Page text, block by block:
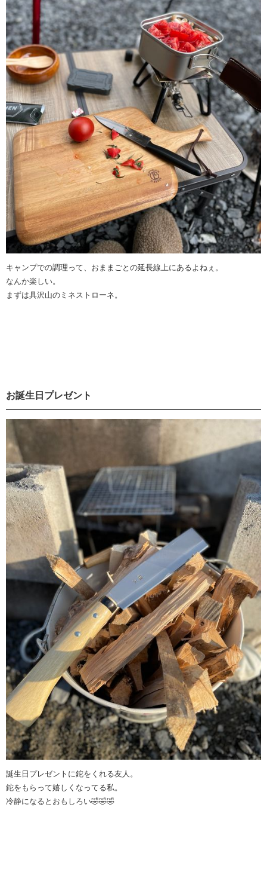
キャンプでの調理って、おままごとの延長線上にあるよねぇ。
なんか楽しい。
まずは具沢山のミネストローネ。
お誕生日プレゼント
誕生日プレゼントに鉈をくれる友人。
鉈をもらって嬉しくなってる私。
冷静になるとおもしろい🤣🤣🤣